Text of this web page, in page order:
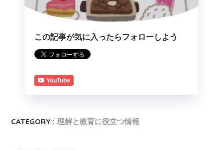
この記事が気に入ったらフォローしよう
YouTube
CATEGORY : 理解と教育に役立つ情報